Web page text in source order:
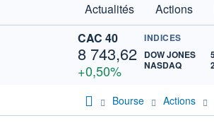
Actualités
Actions
CAC 40
8 743,62
+0,50%
INDICES
DOW JONES
NASDAQ
Bourse Actions